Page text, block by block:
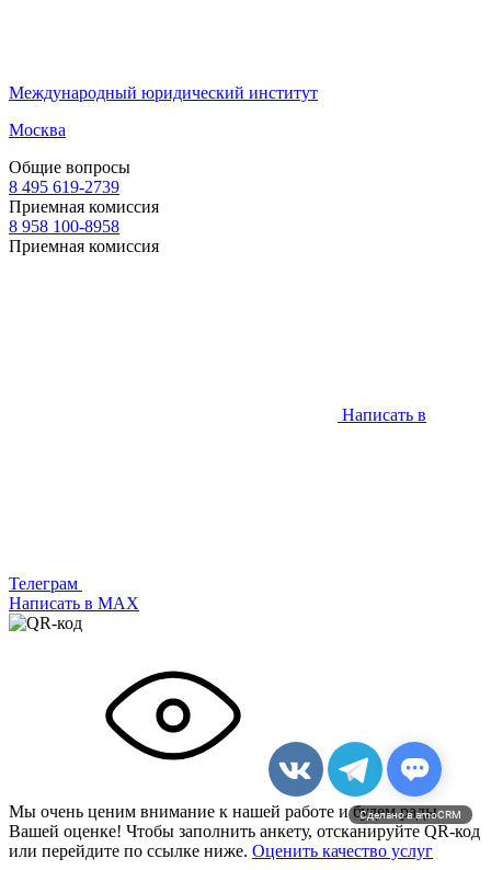
Международный юридический институт
Москва
Общие вопросы
8 495 619-2739
Приемная комиссия
8 958 100-8958
Приемная комиссия
Написать в
Телеграм
Написать в МАХ
Мы очень ценим внимание к нашей работе и будем рады
Вашей оценке! Чтобы заполнить анкету, отсканируйте QR-код
или перейдите по ссылке ниже. Оценить качество услуг
Сделано в amoCRM